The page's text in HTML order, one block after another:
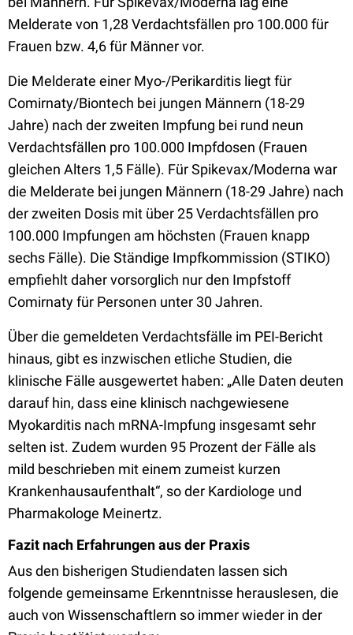
Melderate von 1,28 Verdachtsfällen pro 100.000 für
Frauen bzw. 4,6 für Männer vor.
Die Melderate einer Myo-/Perikarditis liegt für
Comirnaty/Biontech bei jungen Männern (18-29
Jahre) nach der zweiten Impfung bei rund neun
Verdachtsfällen pro 100.000 Impfdosen (Frauen
gleichen Alters 1,5 Fälle). Für Spikevax/Moderna war
die Melderate bei jungen Männern (18-29 Jahre) nach
der zweiten Dosis mit über 25 Verdachtsfällen pro
100.000 Impfungen am höchsten (Frauen knapp
sechs Fälle). Die Ständige Impfkommission (STIKO)
empfiehlt daher vorsorglich nur den Impfstoff
Comirnaty für Personen unter 30 Jahren.
Über die gemeldeten Verdachtsfälle im PEI-Bericht
hinaus, gibt es inzwischen etliche Studien, die
klinische Fälle ausgewertet haben: „Alle Daten deuten
darauf hin, dass eine klinisch nachgewiesene
Myokarditis nach mRNA-Impfung insgesamt sehr
selten ist. Zudem wurden 95 Prozent der Fälle als
mild beschrieben mit einem zumeist kurzen
Krankenhausaufenthalt“, so der Kardiologe und
Pharmakologe Meinertz.
Fazit nach Erfahrungen aus der Praxis
Aus den bisherigen Studiendaten lassen sich
folgende gemeinsame Erkenntnisse herauslesen, die
auch von Wissenschaftlern so immer wieder in der